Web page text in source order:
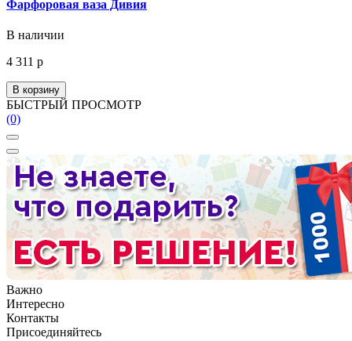
Фарфоровая ваза Дивия
В наличии
4 311 р
В корзину
БЫСТРЫЙ ПРОСМОТР
(0)
Важно
Интересно
Контакты
Присоединяйтесь